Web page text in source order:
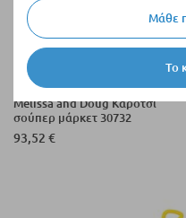
Το
Μάθε
Ξύλινο παιχνίδι ταξινόμησης
Melissa and Doug Καρότσι
σούπερ μάρκετ 30732
93,52 €